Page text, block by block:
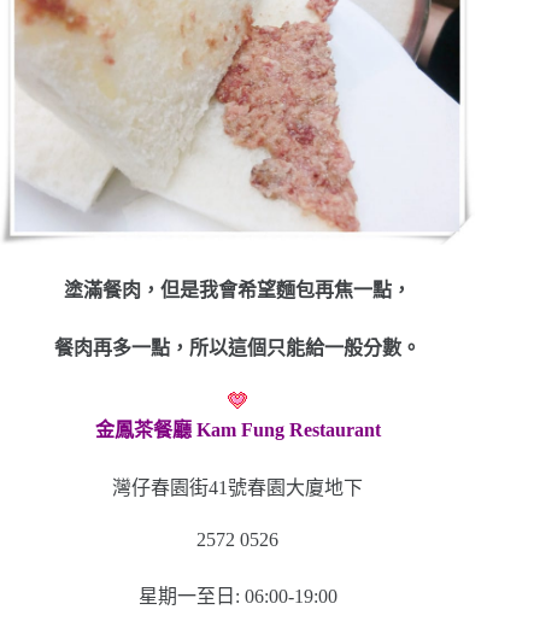
塗滿餐肉，但是我會希望麵包再焦一點，
餐肉再多一點，所以這個只能給一般分數。
金鳳茶餐廳 Kam Fung Restaurant
灣仔春園街41號春園大廈地下
2572 0526
星期一至日: 06:00-19:00